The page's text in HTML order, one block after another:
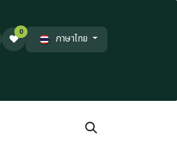
0
ภาษาไทย